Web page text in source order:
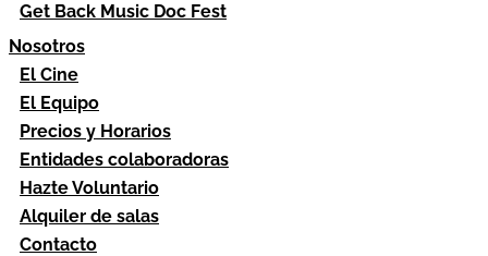
Get Back Music Doc Fest
Nosotros
El Cine
El Equipo
Precios y Horarios
Entidades colaboradoras
Hazte Voluntario
Alquiler de salas
Contacto